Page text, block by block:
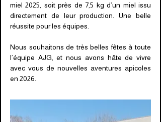
miel 2025, soit près de 7,5 kg d’un miel issu
directement de leur production. Une belle
réussite pour les équipes.
Nous souhaitons de très belles fêtes à toute
l’équipe AJG, et nous avons hâte de vivre
avec vous de nouvelles aventures apicoles
en 2026.